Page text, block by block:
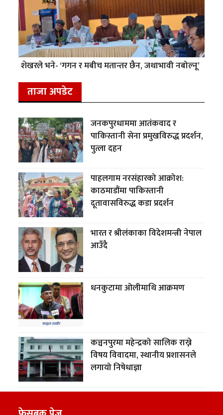
शेखरले भने- ‘गगन र मबीच मतान्तर छैन, जथाभावी नबोल्नू’
ताजा अपडेट
जनकपुरधाममा आतंकवाद र
पाकिस्तानी सेना प्रमुखविरुद्ध प्रदर्शन,
पुत्ला दहन
पाहलगाम नरसंहारको आक्रोश:
काठमाडौंमा पाकिस्तानी
दूतावासविरुद्ध कडा प्रदर्शन
भारत र श्रीलंकाका विदेशमन्त्री नेपाल
आउँदै
धनकुटामा ओलीमाथि आक्रमण
कञ्चनपुरमा महेन्द्रको सालिक राख्ने
विषय विवादमा, स्थानीय प्रशासनले
लगायो निषेधाज्ञा